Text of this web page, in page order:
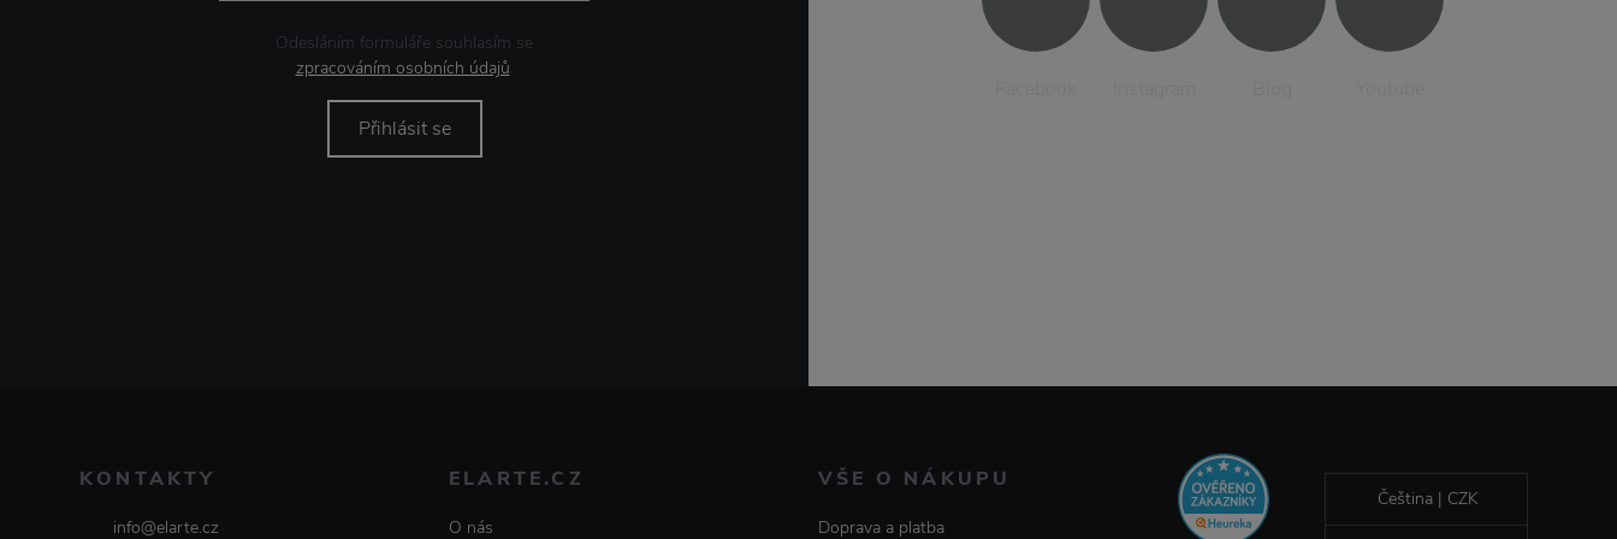
Odesláním formuláře souhlasím se
zpracováním osobních údajů.
Přihlásit se
KONTAKTY
info@elarte.cz
ELARTE.CZ
O nás
VŠE O NÁKUPU
Doprava a platba
Čeština | CZK